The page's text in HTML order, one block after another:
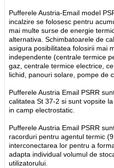
Pufferele Austria-Email model
incalzire se folosesc pentru
mai multe surse de energie
alternativa. Schimbatoarele de
asigura posibilitatea folosirii mai
independente (centrale termice
gaz, centrale termice electrice,
lichid, panouri solare, pompe de
Pufferele Austria Email PSRR
calitatea St 37-2 si sunt vopsite
in camp electrostatic.
Pufferele Austria Email PSRR
racorduri pentru agentul termic
interconectarea lor pentru a
adapta individual volumul de
utilizatorului.